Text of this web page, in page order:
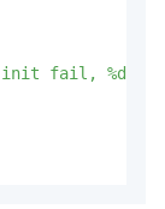
fail, %d\n"